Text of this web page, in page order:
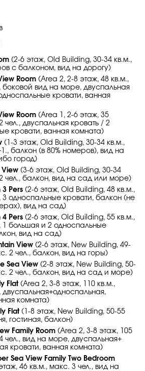
(2-6 этаж, Old Building, 30-34 кв.м.,
с балконом, вид на дорогу)
Room (Area 2, 2-8 этаж, 48 кв.м.,
боковой вид на море, двуспальная
кровати, ванная
Room (Area 1, 2-6 этаж, 35
чел., двуспальная кровать / 2
кровати, ванная комната)
(1-3 этаж, Old Building, 30-34 кв.м.,
балкон (в 80% номеров), вид на
город)
View (3-6 этаж, Old Building, 30-34
чел., балкон, вид на сад или море)
3 Pers (2-6 этаж, Old Building, 48 кв.м.,
3 односпальные кровати, балкон (не
вид на сад)
4 Pers (2-6 этаж, Old Building, 55 кв.м.,
1 большая и 2 односпальные
вид на сад)
View (2-6 этаж, New Building, 49-
2 чел., балкон, вид на горы)
Sea View (2-8 этаж, New Building, 50-
2 чел., балкон, вид на сад и море)
Flat (Area 2, 3-8 этаж, 110 кв.м.,
двуспальная+односпальная,
комната)
Flat (1-8 этаж, New Building, 50-55
гостиная, балкон)
Family Room (Area 2, 3-8 этаж, 105
чел., вид на море, двуспальная+
кровати, ванная комната)
Sea View Family Two Bedroom
46 кв.м., макс. 3 чел., вид на